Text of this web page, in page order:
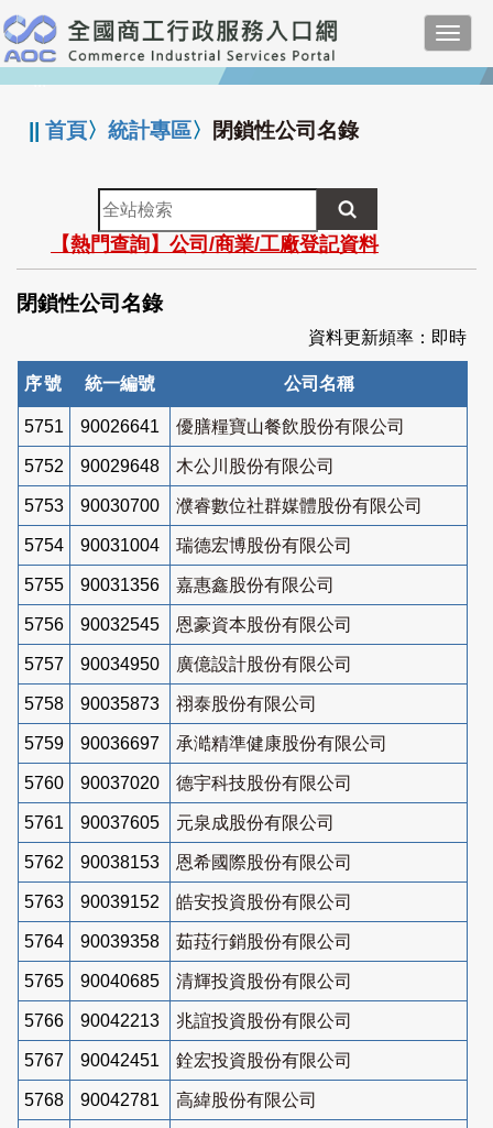
跳
到
主
要
:::
||首頁〉統計專區〉 閉鎖性公司名錄
全
站
檢
索
【熱門查詢】公司/商業/工廠登記資料
閉鎖性公司名錄
資料更新頻率：即時
序號 統一編號 公司名稱
5751 90026641 優膳糧寶山餐飲股份有限公司
5752 90029648 木公川股份有限公司
5753 90030700 濮睿數位社群媒體股份有限公司
5754 90031004 瑞德宏博股份有限公司
5755 90031356 嘉惠鑫股份有限公司
5756 90032545 恩豪資本股份有限公司
5757 90034950 廣億設計股份有限公司
5758 90035873 祤泰股份有限公司
5759 90036697 承澔精準健康股份有限公司
5760 90037020 德宇科技股份有限公司
5761 90037605 元泉成股份有限公司
5762 90038153 恩希國際股份有限公司
5763 90039152 皓安投資股份有限公司
5764 90039358 茹菈行銷股份有限公司
5765 90040685 清輝投資股份有限公司
5766 90042213 兆誼投資股份有限公司
5767 90042451 銓宏投資股份有限公司
5768 90042781 高緯股份有限公司